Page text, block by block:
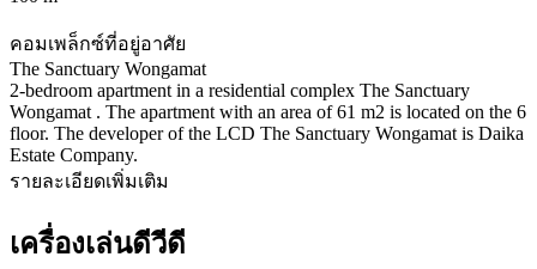
คอมเพล็กซ์ที่อยู่อาศัย
The Sanctuary Wongamat
2-bedroom apartment in a residential complex The Sanctuary
Wongamat . The apartment with an area of 61 m2 is located on the 6
floor. The developer of the LCD The Sanctuary Wongamat is Daika
Estate Company.
รายละเอียดเพิ่มเติม
เครื่องเล่นดีวีดี